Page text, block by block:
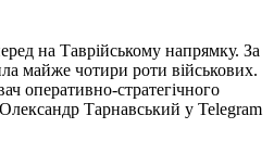
на Таврійському напрямку. За
майже чотири роти військових.
оперативно-стратегічного
Тарнавський у Telegram